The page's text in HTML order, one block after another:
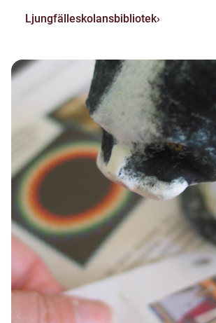
Ljungfälleskolansbibliotek